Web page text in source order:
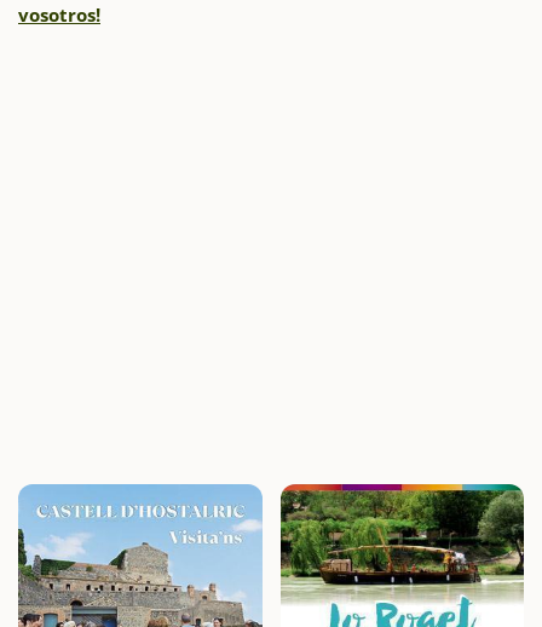
vosotros!